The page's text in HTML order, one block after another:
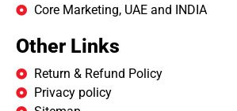
Core Marketing, UAE and INDIA
Other Links
Return & Refund Policy
Privacy policy